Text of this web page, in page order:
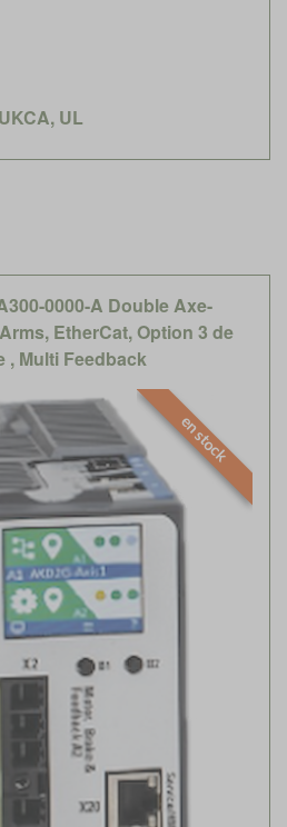
UL
0000-A Double Axe-
EtherCat, Option 3 de
Multi Feedback
en stock